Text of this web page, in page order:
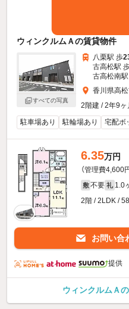
ウィンクルムＡの賃貸物件
すべての写真
八栗駅 歩
古高松駅
古高松南
香川県高
2階建 / 2年9ヶ
駐車場あり
駐輪場あり 宅配ボ
6.35万円
（管理費4,600円
敷 不要 礼 1.0
2階 / 2LDK /
お問い合
提供
ウィンクルムＡ